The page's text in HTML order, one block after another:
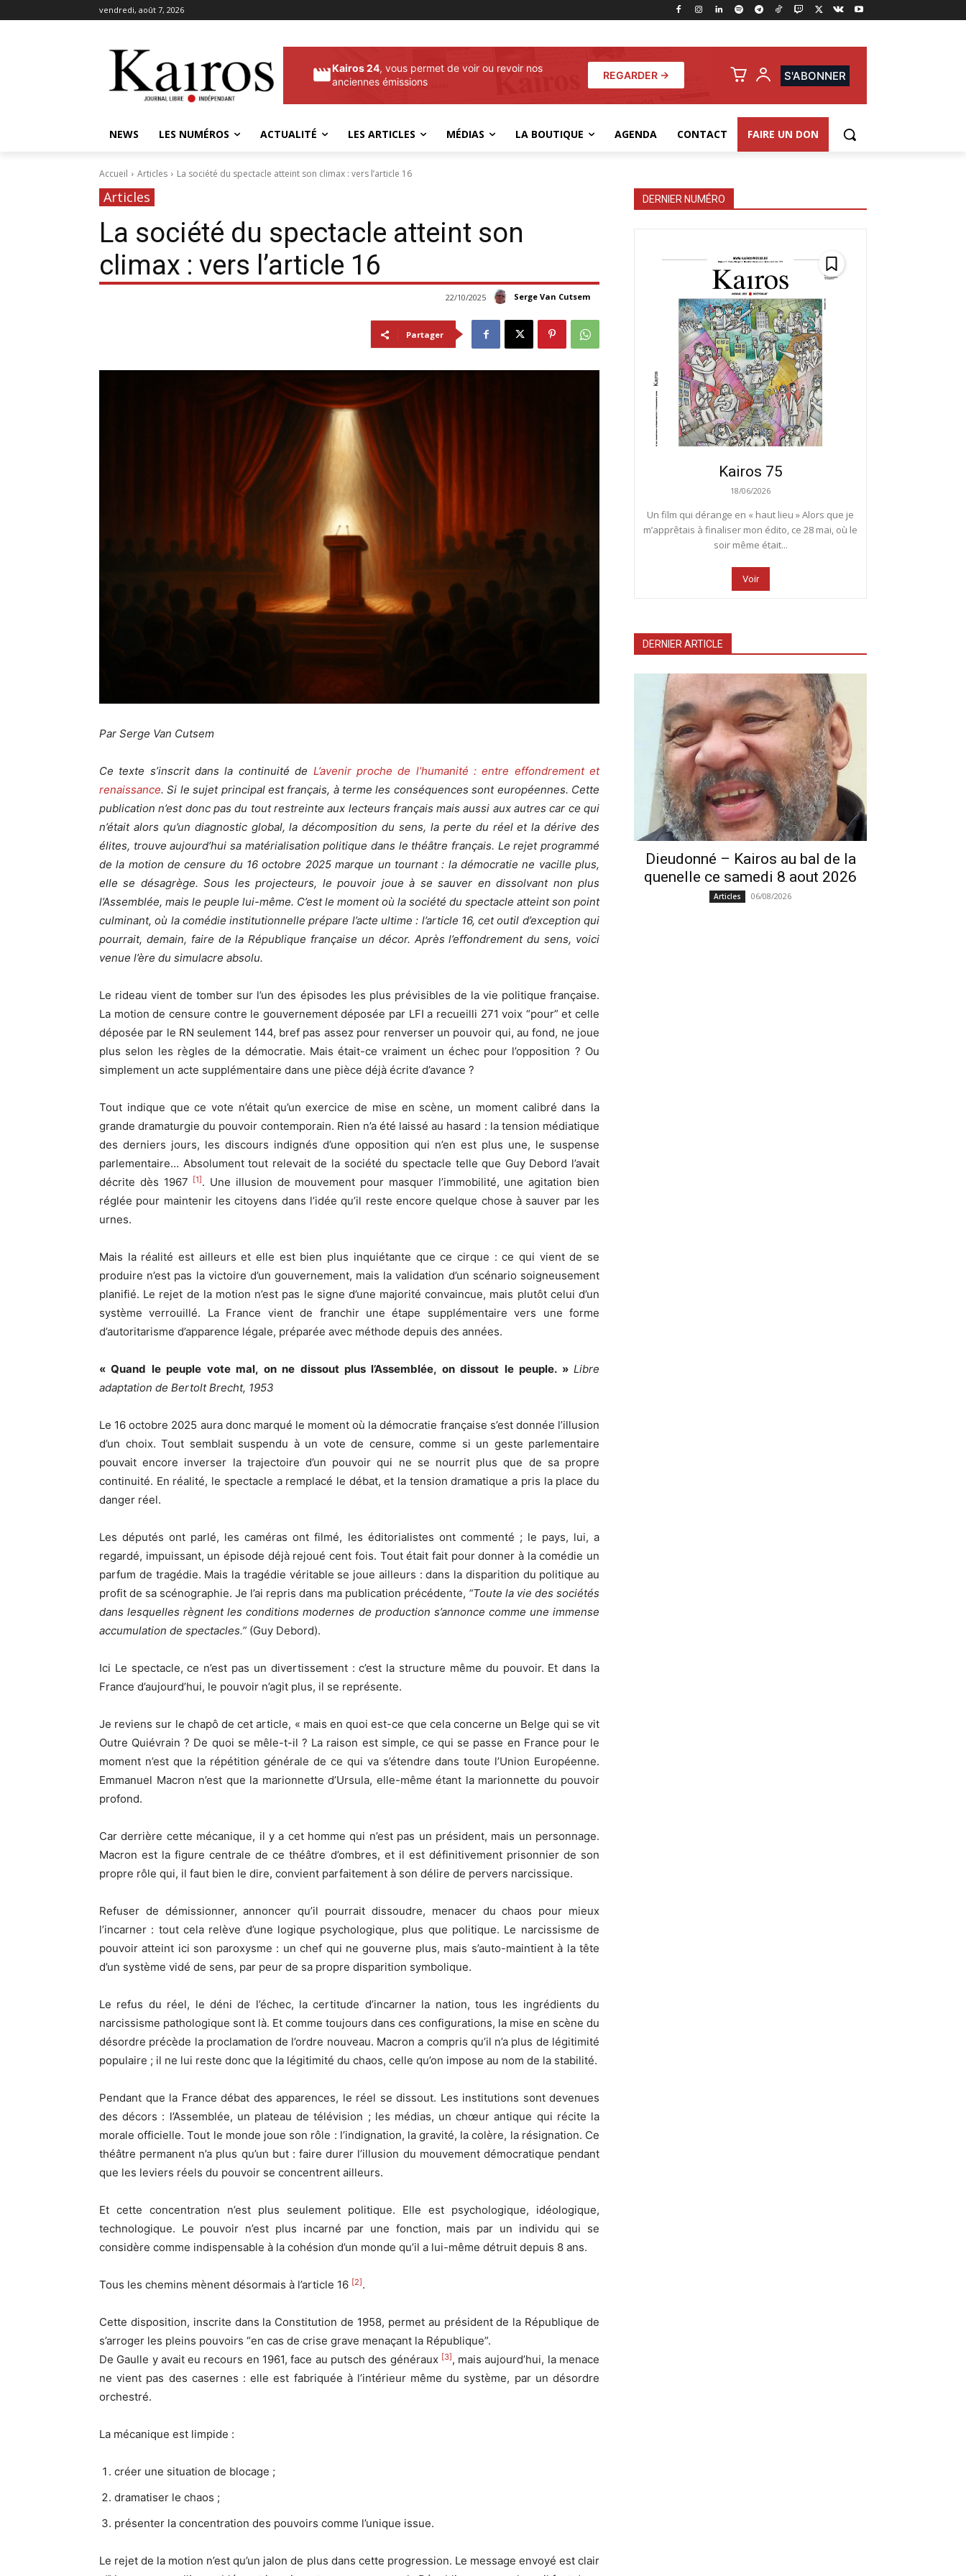
vendredi, août 7, 2026
Kairos 24, vous permet de voir ou revoir nos
anciennes émissions
REGARDER → S'ABONNER
NEWS LES NUMÉROS ACTUALITÉ LES ARTICLES MÉDIAS LA BOUTIQUE AGENDA CONTACT FAIRE UN DON
Accueil Articles La société du spectacle atteint son climax : vers l’article 16
Articles
La société du spectacle atteint son
climax : vers l’article 16
Serge Van Cutsem
22/10/2025
Partager
Par Serge Van Cutsem
Ce texte s’inscrit dans la continuité de L’avenir proche de l’humanité : entre effondrement et
renaissance. Si le sujet principal est français, à terme les conséquences sont européennes. Cette
publication n’est donc pas du tout restreinte aux lecteurs français mais aussi aux autres car ce qui
n’était alors qu’un diagnostic global, la décomposition du sens, la perte du réel et la dérive des
élites, trouve aujourd’hui sa matérialisation politique dans le théâtre français. Le rejet programmé
de la motion de censure du 16 octobre 2025 marque un tournant : la démocratie ne vacille plus,
elle se désagrège. Sous les projecteurs, le pouvoir joue à se sauver en dissolvant non plus
l’Assemblée, mais le peuple lui-même. C’est le moment où la société du spectacle atteint son point
culminant, où la comédie institutionnelle prépare l’acte ultime : l’article 16, cet outil d’exception qui
pourrait, demain, faire de la République française un décor. Après l’effondrement du sens, voici
venue l’ère du simulacre absolu.
Le rideau vient de tomber sur l’un des épisodes les plus prévisibles de la vie politique française.
La motion de censure contre le gouvernement déposée par LFI a recueilli 271 voix “pour” et celle
déposée par le RN seulement 144, bref pas assez pour renverser un pouvoir qui, au fond, ne joue
plus selon les règles de la démocratie. Mais était-ce vraiment un échec pour l’opposition ? Ou
simplement un acte supplémentaire dans une pièce déjà écrite d’avance ?
Tout indique que ce vote n’était qu’un exercice de mise en scène, un moment calibré dans la
grande dramaturgie du pouvoir contemporain. Rien n’a été laissé au hasard : la tension médiatique
des derniers jours, les discours indignés d’une opposition qui n’en est plus une, le suspense
parlementaire… Absolument tout relevait de la société du spectacle telle que Guy Debord l’avait
décrite dès 1967 [1]. Une illusion de mouvement pour masquer l’immobilité, une agitation bien
réglée pour maintenir les citoyens dans l’idée qu’il reste encore quelque chose à sauver par les
urnes.
Mais la réalité est ailleurs et elle est bien plus inquiétante que ce cirque : ce qui vient de se
produire n’est pas la victoire d’un gouvernement, mais la validation d’un scénario soigneusement
planifié. Le rejet de la motion n’est pas le signe d’une majorité convaincue, mais plutôt celui d’un
système verrouillé. La France vient de franchir une étape supplémentaire vers une forme
d’autoritarisme d’apparence légale, préparée avec méthode depuis des années.
« Quand le peuple vote mal, on ne dissout plus l’Assemblée, on dissout le peuple. » Libre
adaptation de Bertolt Brecht, 1953
Le 16 octobre 2025 aura donc marqué le moment où la démocratie française s’est donnée l’illusion
d’un choix. Tout semblait suspendu à un vote de censure, comme si un geste parlementaire
pouvait encore inverser la trajectoire d’un pouvoir qui ne se nourrit plus que de sa propre
continuité. En réalité, le spectacle a remplacé le débat, et la tension dramatique a pris la place du
danger réel.
Les députés ont parlé, les caméras ont filmé, les éditorialistes ont commenté ; le pays, lui, a
regardé, impuissant, un épisode déjà rejoué cent fois. Tout était fait pour donner à la comédie un
parfum de tragédie. Mais la tragédie véritable se joue ailleurs : dans la disparition du politique au
profit de sa scénographie. Je l’ai repris dans ma publication précédente, “Toute la vie des sociétés
dans lesquelles règnent les conditions modernes de production s’annonce comme une immense
accumulation de spectacles.” (Guy Debord).
Ici Le spectacle, ce n’est pas un divertissement : c’est la structure même du pouvoir. Et dans la
France d’aujourd’hui, le pouvoir n’agit plus, il se représente.
Je reviens sur le chapô de cet article, « mais en quoi est-ce que cela concerne un Belge qui se vit
Outre Quiévrain ? De quoi se mêle-t-il ? La raison est simple, ce qui se passe en France pour le
moment n’est que la répétition générale de ce qui va s’étendre dans toute l’Union Européenne.
Emmanuel Macron n’est que la marionnette d’Ursula, elle-même étant la marionnette du pouvoir
profond.
Car derrière cette mécanique, il y a cet homme qui n’est pas un président, mais un personnage.
Macron est la figure centrale de ce théâtre d’ombres, et il est définitivement prisonnier de son
propre rôle qui, il faut bien le dire, convient parfaitement à son délire de pervers narcissique.
Refuser de démissionner, annoncer qu’il pourrait dissoudre, menacer du chaos pour mieux
l’incarner : tout cela relève d’une logique psychologique, plus que politique. Le narcissisme de
pouvoir atteint ici son paroxysme : un chef qui ne gouverne plus, mais s’auto-maintient à la tête
d’un système vidé de sens, par peur de sa propre disparition symbolique.
Le refus du réel, le déni de l’échec, la certitude d’incarner la nation, tous les ingrédients du
narcissisme pathologique sont là. Et comme toujours dans ces configurations, la mise en scène du
désordre précède la proclamation de l’ordre nouveau. Macron a compris qu’il n’a plus de légitimité
populaire ; il ne lui reste donc que la légitimité du chaos, celle qu’on impose au nom de la stabilité.
Pendant que la France débat des apparences, le réel se dissout. Les institutions sont devenues
des décors : l’Assemblée, un plateau de télévision ; les médias, un chœur antique qui récite la
morale officielle. Tout le monde joue son rôle : l’indignation, la gravité, la colère, la résignation. Ce
théâtre permanent n’a plus qu’un but : faire durer l’illusion du mouvement démocratique pendant
que les leviers réels du pouvoir se concentrent ailleurs.
Et cette concentration n’est plus seulement politique. Elle est psychologique, idéologique,
technologique. Le pouvoir n’est plus incarné par une fonction, mais par un individu qui se
considère comme indispensable à la cohésion d’un monde qu’il a lui-même détruit depuis 8 ans.
Tous les chemins mènent désormais à l’article 16 [2].
Cette disposition, inscrite dans la Constitution de 1958, permet au président de la République de
s’arroger les pleins pouvoirs “en cas de crise grave menaçant la République”.
De Gaulle y avait eu recours en 1961, face au putsch des généraux [3], mais aujourd’hui, la menace
ne vient pas des casernes : elle est fabriquée à l’intérieur même du système, par un désordre
orchestré.
La mécanique est limpide :
créer une situation de blocage ;
dramatiser le chaos ;
présenter la concentration des pouvoirs comme l’unique issue.
Le rejet de la motion n’est qu’un jalon de plus dans cette progression. Le message envoyé est clair
DERNIER NUMÉRO
Kairos 75
18/06/2026
Un film qui dérange en « haut lieu » Alors que je
m’apprêtais à finaliser mon édito, ce 28 mai, où le
soir même était...
Voir
DERNIER ARTICLE
Dieudonné – Kairos au bal de la
quenelle ce samedi 8 aout 2026
Articles 06/08/2026